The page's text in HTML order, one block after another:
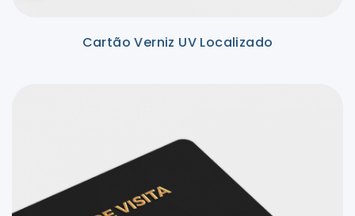
Cartão Verniz UV Localizado